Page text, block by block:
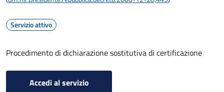
Servizio attivo
Procedimento di dichiarazione sostitutiva di certificazione
Accedi al servizio